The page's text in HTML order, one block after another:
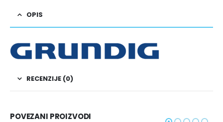
OPIS
RECENZIJE (0)
POVEZANI PROIZVODI